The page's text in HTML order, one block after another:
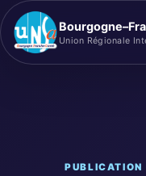
Union Régionale
PUBLICATION